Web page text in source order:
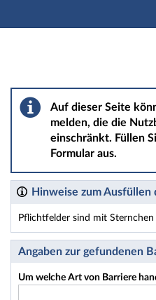
Barriere melden
Auf dieser Seite
melden, die die
einschränkt. Füllen
Formular aus.
Hinweise zum Ausfüllen
Pflichtfelder sind mit Sternchen
Dieses Formular enthält
Angaben zur gefundenen
Um welche Art von Barriere